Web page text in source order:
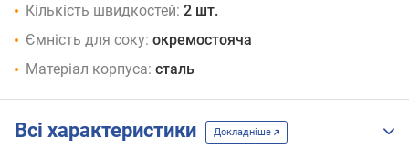
Кількість швидкостей: 2 шт.
Ємність для соку: окремостояча
Матеріал корпуса: сталь
Всі характеристики Докладніше